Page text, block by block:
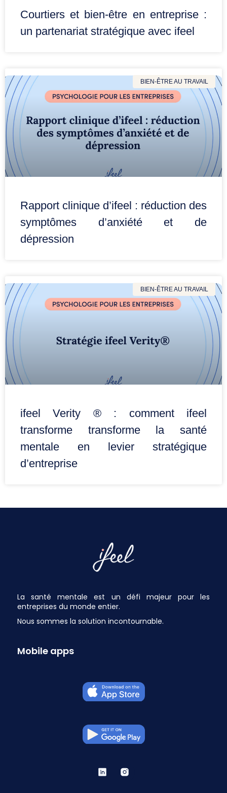
Courtiers et bien-être en entreprise :
un partenariat stratégique avec ifeel
BIEN-ÊTRE AU TRAVAIL
Rapport clinique d’ifeel : réduction des
symptômes d’anxiété et de
dépression
BIEN-ÊTRE AU TRAVAIL
ifeel Verity ® : comment ifeel
transforme transforme la santé
mentale en levier stratégique
d’entreprise
La santé mentale est un défi majeur pour les
entreprises du monde entier.
Nous sommes la solution incontournable.
Mobile apps